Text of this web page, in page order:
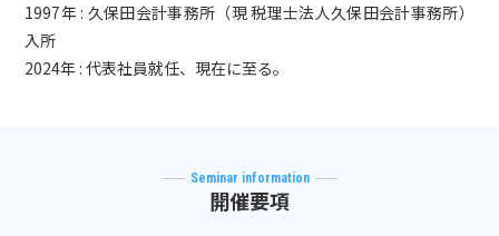
1997年 : 久保田会計事務所（現 税理士法人久保田会計事務所）
入所
2024年 : 代表社員就任、現在に至る。
Seminar information
開催要項